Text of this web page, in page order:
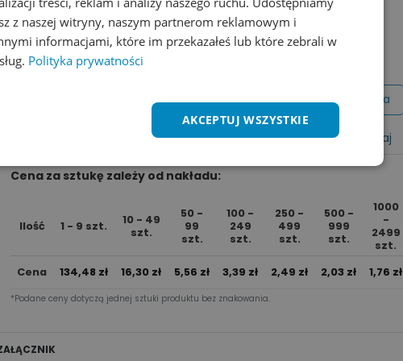
KOLORÓW
1 kolor 2 kolory 3 kolory 4 kolory
Dodaj do koszyka Wycena na maila
Dodaj do listy życzeń Porównaj
Cena za sztu​kę zależy od nakładu:
Ilość 1 - 9 szt.
10 - 49
szt.
50 -
99
szt.
100 -
249
szt.
250 -
499
szt.
500 -
999
szt.
1000
-
2499
szt.
Cena 134,48 zł 16,30 zł 5,56 zł 3,39 zł 2,49 zł 2,03 zł 1,76 zł
*Podane ceny dotyczą jednej sztuki produktu bez znakowania.​
z naszej witryny, naszym partnerom reklamowym i
informacjami, które im przekazałeś lub które zebrali w
Polityka prywatności
AKCEPTUJ WSZYSTKIE